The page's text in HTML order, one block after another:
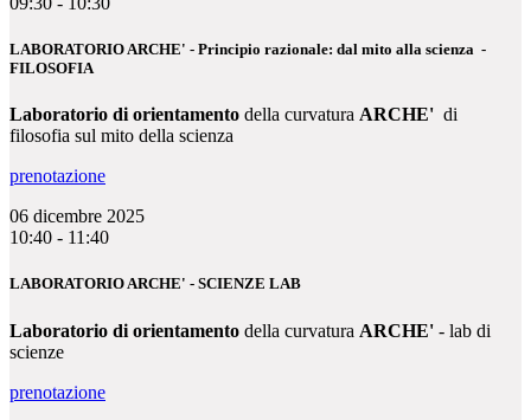
LABORATORIO ARCHE' - Principio razionale: dal mito alla scienza -
FILOSOFIA
Laboratorio di orientamento della curvatura ARCHE' di
filosofia sul mito della scienza
prenotazione
06 dicembre 2025
10:40 - 11:40
LABORATORIO ARCHE' - SCIENZE LAB
Laboratorio di orientamento della curvatura ARCHE' - lab di
scienze
prenotazione